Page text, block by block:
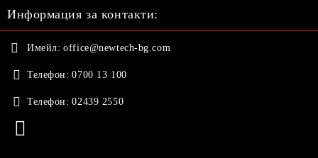
Информация за контакти:
Имейл: office@newtech-bg.com
Телефон: 0700 13 100
Телефон: 02439 2550